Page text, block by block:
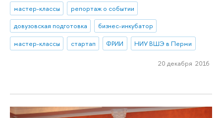
мастер-классы
репортаж о событии
довузовская подготовка
бизнес-инкубатор
мастер-классы
стартап ФРИИ НИУ ВШЭ в Перми
20 декабря 2016